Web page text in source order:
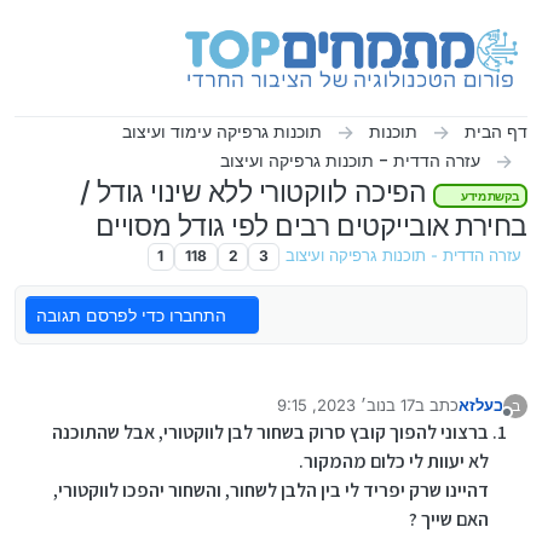
דף הבית תוכנות
תוכנות גרפיקה עימוד ועיצוב
עזרה הדדית - תוכנות גרפיקה ועיצוב
בקשת מידע
הפיכה לווקטורי ללא שינוי גודל /
בחירת אובייקטים רבים לפי גודל מסויים
עזרה הדדית - תוכנות גרפיקה ועיצוב 3
2
118
1
התחברו כדי לפרסם תגובה
ב
מנותק
בעלזאכתב ב17 בנוב׳ 2023, 9:15
נערך לאחרונה על ידי
ברצוני להפוך קובץ סרוק בשחור לבן לווקטורי, אבל שהתוכנה
לא יעוות לי כלום מהמקור.
דהיינו שרק יפריד לי בין הלבן לשחור, והשחור יהפכו לווקטורי,
האם שייך ?